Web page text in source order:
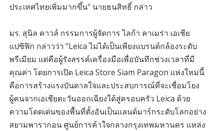
ประเทศไทยเพิ่มมากขึ้น” นายธนสิทธิ์ กล่าว
มร. สุนิล คาวล์ กรรมการผู้จัดการ ไลก้า คาเมร่า เอเชีย
แปซิฟิก กล่าวว่า “Leica ไม่ได้เป็นเพียงแบรนด์กล้องระดับ
พรีเมียม แต่คือผู้รังสรรค์เครื่องมือเพื่อบันทึกช่วงเวลาที่มี
คุณค่า โดยการเปิด Leica Store Siam Paragon แห่งใหม่นี้
คือการสร้างแรงบันดาลใจและประสบการณ์ที่จะเชื่อมโยง
ผู้คนจากเอเชียตะวันออกเฉียงใต้สู่ครอบครัว Leica ด้วย
ความโดดเด่นของพื้นที่ตั้งอันเป็นแลนด์มาร์กระดับโลกอย่าง
สยามพารากอน ศูนย์การค้าใจกลางกรุงเทพมหานคร แหล่ง